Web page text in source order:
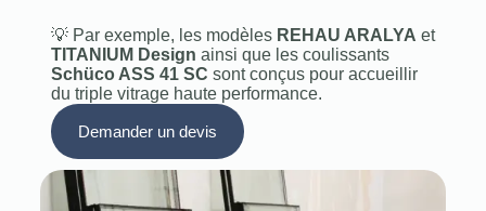
💡 Par exemple, les modèles REHAU ARALYA et
TITANIUM Design ainsi que les coulissants
Schüco ASS 41 SC sont conçus pour accueillir
du triple vitrage haute performance.
Demander un devis